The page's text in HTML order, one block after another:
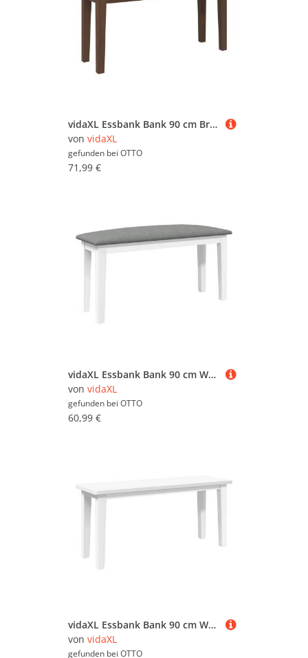
vidaXL Essbank Bank 90 cm Braun Massivholz Gummibaum
von vidaXL
gefunden bei OTTO
71,99 €
vidaXL Essbank Bank 90 cm Weiß Massivholz Gummibaum
von vidaXL
gefunden bei OTTO
60,99 €
vidaXL Essbank Bank 90 cm Weiß Massivholz Gummibaum
von vidaXL
gefunden bei OTTO